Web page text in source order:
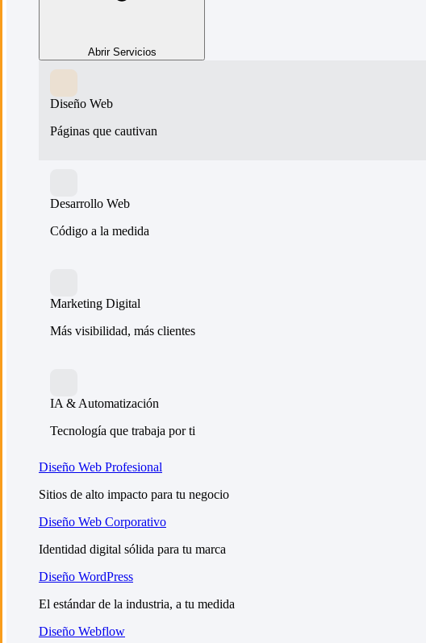
Abrir Servicios
Diseño Web
Páginas que cautivan
Desarrollo Web
Código a la medida
Marketing Digital
Más visibilidad, más clientes
IA & Automatización
Tecnología que trabaja por ti
Diseño Web Profesional
Sitios de alto impacto para tu negocio
Diseño Web Corporativo
Identidad digital sólida para tu marca
Diseño WordPress
El estándar de la industria, a tu medida
Diseño Webflow